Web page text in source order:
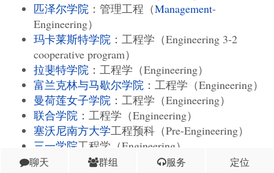
匹泽尔学院 ：管理工程（Management-
Engineering）
玛卡莱斯特学院 ：工程学（Engineering 3-2
cooperative program）
拉斐特学院 ：工程学（Engineering）
富兰克林与马歇尔学院 ：工程学（Engineering）
曼荷莲女子学院 ：工程学（Engineering）
联合学院 ：工程学（Engineering）
塞沃尼南方大学工程预科（Pre-Engineering）
三一学院工程学（Engineering）
葛底斯堡学院工程学（Engineering）
聊天 群组 服务 定位